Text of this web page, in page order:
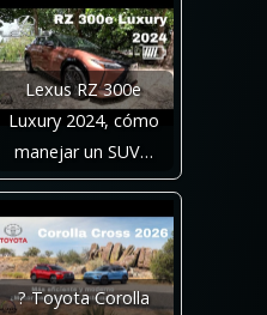
Lexus RZ 300e
Luxury 2024, cómo
manejar un SUV…
? Toyota Corolla